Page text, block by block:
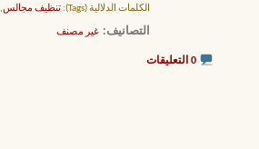
الكلمات الدلالية (Tags): تنظيف مجالس,
التصانيف غير مصنف
0 التعليقات